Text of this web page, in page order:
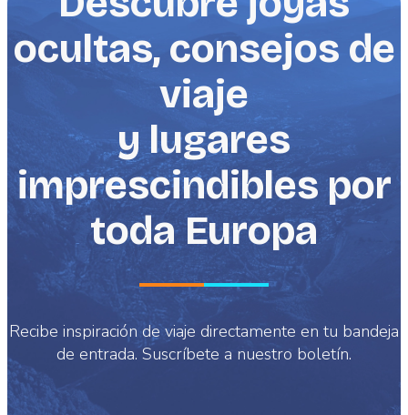
ocultas, consejos de
viaje
y lugares
imprescindibles por
toda Europa
Recibe inspiración de viaje directamente en tu bandeja
de entrada. Suscríbete a nuestro boletín.